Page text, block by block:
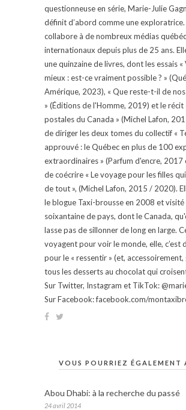
questionneuse en série, Marie-Julie
définit d’abord comme une exploratrice.
collabore à de nombreux médias
internationaux depuis plus de 25 ans.
une quinzaine de livres, dont les essais «
mieux : est-ce vraiment possible ? »
Amérique, 2023), « Que reste-t-il de nos
» (Éditions de l'Homme, 2019) et le récit
postales du Canada » (Michel Lafon,
de diriger les deux tomes du collectif «
approuvé : le Québec en plus de 100
extraordinaires » (Parfum d'encre,
de coécrire « Le voyage pour les filles
de tout », (Michel Lafon, 2015 / 2020).
le blogue Taxi-brousse en 2008 et visité
soixantaine de pays, dont le Canada,
lasse pas de sillonner de long en large.
voyagent pour voir le monde, elle, c’est
pour le « ressentir » (et,
tous les desserts au chocolat qui
Sur Twitter, Instagram et TikTok:
Sur Facebook: facebook.com/
VOUS POURRIEZ ÉGALEMENT
Abou Dhabi: à la recherche du passé
24 avril 2014